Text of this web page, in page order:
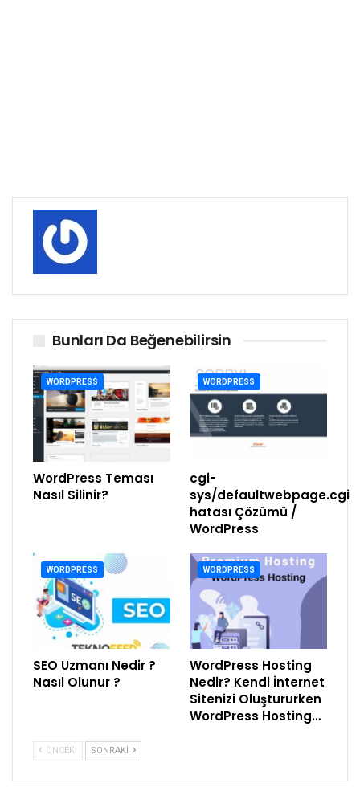
Bunları Da Beğenebilirsin
WORDPRESS
WordPress Teması
Nasıl Silinir?
WORDPRESS
cgi-
sys/defaultwebpage.cgi
hatası Çözümü /
WordPress
WORDPRESS
SEO Uzmanı Nedir ?
Nasıl Olunur ?
WORDPRESS
WordPress Hosting
Nedir? Kendi İnternet
Sitenizi Oluştururken
WordPress Hosting…
ÖNCEKI SONRAKI